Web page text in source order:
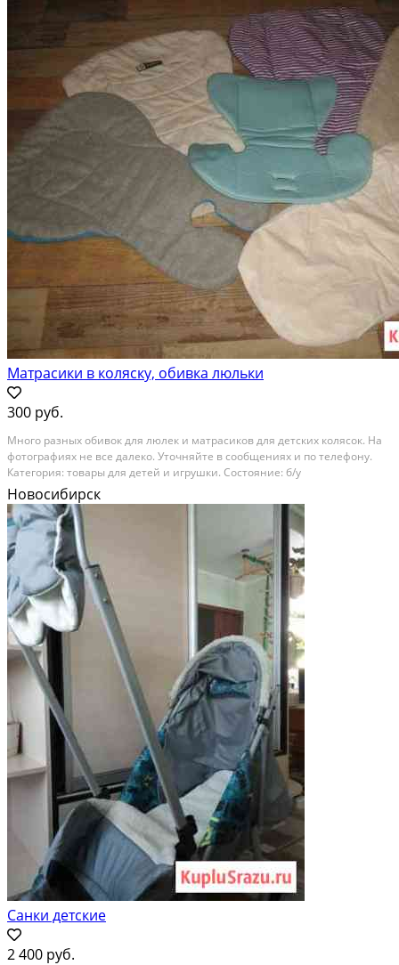
Матрасики в коляску, обивка люльки
300 руб.
Много разных обивок для люлек и матрасиков для детских колясок. На
фотографиях не все далеко. Уточняйте в сообщениях и по телефону.
Категория: товары для детей и игрушки. Состояние: б/у
Новосибирск
Санки детские
2 400 руб.